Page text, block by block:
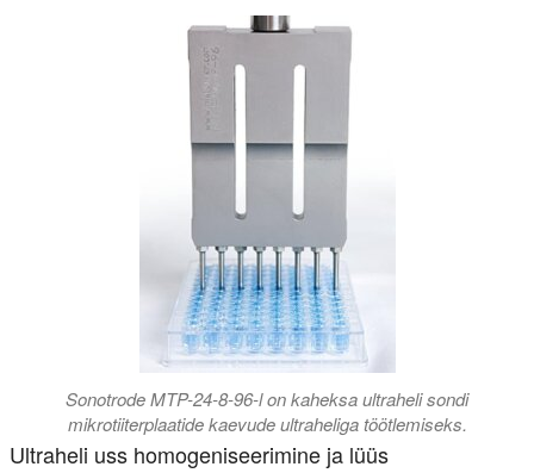
Sonotrode MTP-24-8-96-l on kaheksa ultraheli sondi
mikrotiiterplaatide kaevude ultraheliga töötlemiseks.
Ultraheli uss homogeniseerimine ja lüüs